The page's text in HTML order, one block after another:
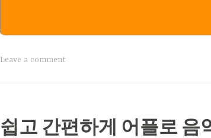
Leave a comment
쉽고 간편하게 어플로 음